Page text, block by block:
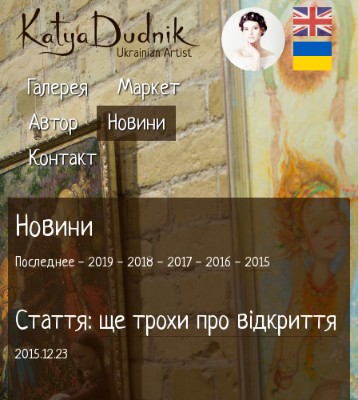
Ukrainian Artist
Галерея
Маркет
Автор
Новини
Контакт
Новини
Последнее-2019 -2018 -2017-2016 -2015
Стаття: ще трохи про відкриття
2015.12.23